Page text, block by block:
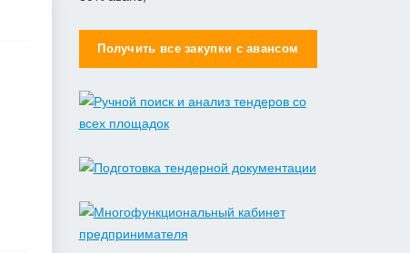
Получить все закупки с авансом